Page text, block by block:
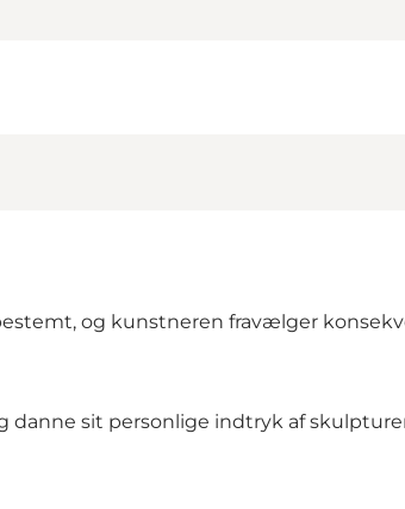
og kunstneren fravælger
danne sit personlige indtryk af